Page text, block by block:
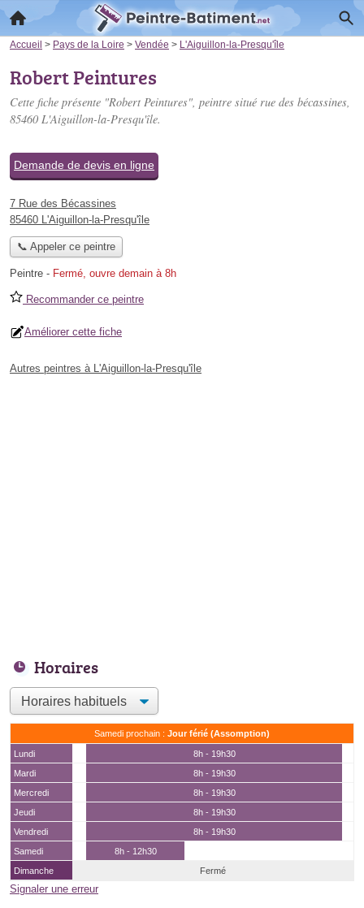
Accueil > Pays de la Loire > Vendée > L'Aiguillon-la-Presqu'île
Robert Peintures
Cette fiche présente "Robert Peintures", peintre situé rue des bécassines,
85460 L'Aiguillon-la-Presqu'île.
Demande de devis en ligne
7 Rue des Bécassines
85460 L'Aiguillon-la-Presqu'île
📞 Appeler ce peintre
Peintre - Fermé, ouvre demain à 8h
Recommander ce peintre
Améliorer cette fiche
Autres peintres à L'Aiguillon-la-Presqu'île
Horaires
Samedi prochain : Jour férié (Assomption)
Lundi
8h - 19h30
Mardi
8h - 19h30
Mercredi
8h - 19h30
Jeudi
8h - 19h30
Vendredi
8h - 19h30
Samedi
8h - 12h30
Dimanche
Fermé
Signaler une erreur